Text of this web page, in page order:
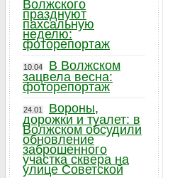
Волжского
празднуют
пахсальную
неделю:
фоторепортаж
10.04
В Волжском
зацвела весна:
фоторепортаж
24.01
Вороны,
дорожки и туалет: в
Волжском обсудили
обновление
заброшенного
участка сквера на
улице Советской